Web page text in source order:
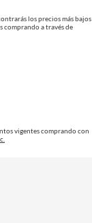
los precios más bajos
comprando a través de
vigentes comprando con